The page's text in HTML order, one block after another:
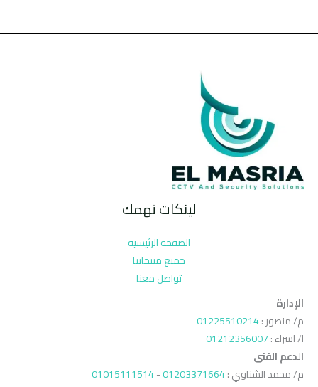
لينكات تهمك
الصفحة الرئيسية
جميع منتجاتنا
تواصل معنا
الإدارة
م/ منصور :01225510214
ا/ اسراء :01212356007
الدعم الفنى
م/ محمد الشناوي :01203371664
-
01015111514